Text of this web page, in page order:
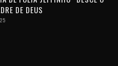
DE DEUS